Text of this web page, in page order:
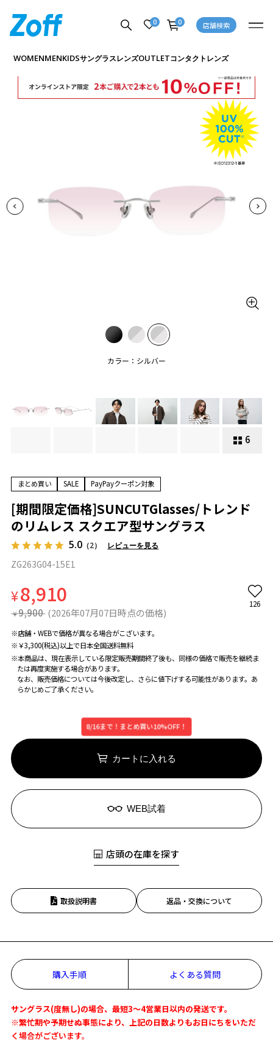
0 0 店舗検索
WOMENMENKIDSサングラスレンズOUTLETコンタクトレンズ
カラー：シルバー
6
商品詳細ページへ
まとめ買い SALE PayPayクーポン対象
[期間限定価格]SUNCUTGlasses/トレンド
のリムレス スクエア型サングラス
5.0 （2） レビューを見る
ZG263G04-15E1
¥8,910
¥ 9,900 (2026年07月07日時点の価格)
126
※店舗・WEBで価格が異なる場合がこざいます。
※￥3,300(税込)以上で日本全国送料無料
※本商品は、現在表示している限定販売期間終了後も、同様の価格で販売を継続ま
たは再度実施する場合があります。
なお、販売価格については今後改定し、さらに値下げする可能性があります。あ
らかじめご了承ください。
8/16まで！まとめ買い10%OFF！
カートに入れる
WEB試着
店頭の在庫を探す
取扱説明書 返品・交換について
購入手順 よくある質問
サングラス(度無し)の場合、最短3～4営業日以内の発送です。
※繁忙期や予期せぬ事態により、上記の日数よりもお日にちをいただ
く場合がございます。